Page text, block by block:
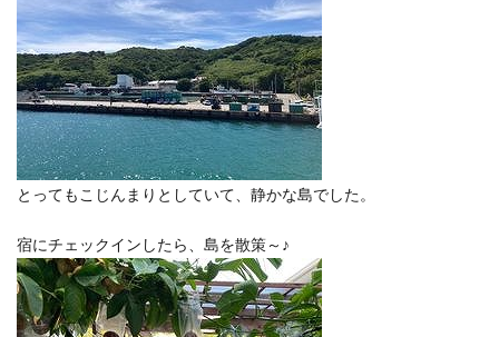
とってもこじんまりとしていて、静かな島でした。
宿にチェックインしたら、島を散策～♪